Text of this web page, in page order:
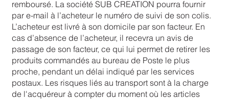
remboursé. La société SUB CREATION pourra fournir
par e-mail à l’acheteur le numéro de suivi de son colis.
L’acheteur est livré à son domicile par son facteur. En
cas d’absence de l’acheteur, il recevra un avis de
passage de son facteur, ce qui lui permet de retirer les
produits commandés au bureau de Poste le plus
proche, pendant un délai indiqué par les services
postaux. Les risques liés au transport sont à la charge
de l'acquéreur à compter du moment où les articles